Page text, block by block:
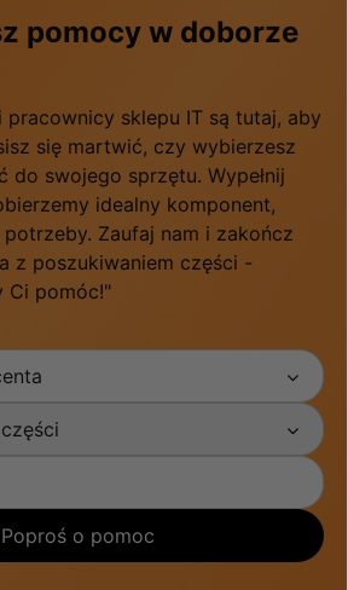
pomocy w doborze
pracownicy sklepu IT są tutaj, aby
się martwić, czy wybierzesz
do swojego sprzętu. Wypełnij
idealny komponent,
potrzeby. Zaufaj nam i zakończ
z poszukiwaniem części -
Ci pomóc!"
Poproś o pomoc